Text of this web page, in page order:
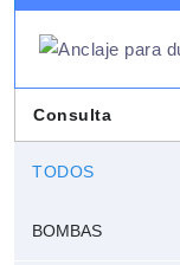
Consulta
TODOS
BOMBAS